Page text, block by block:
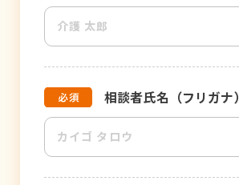
相談者氏名（フリガナ）